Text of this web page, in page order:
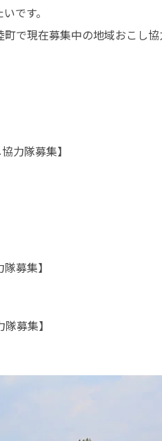
です。
で現在募集中の地域おこし